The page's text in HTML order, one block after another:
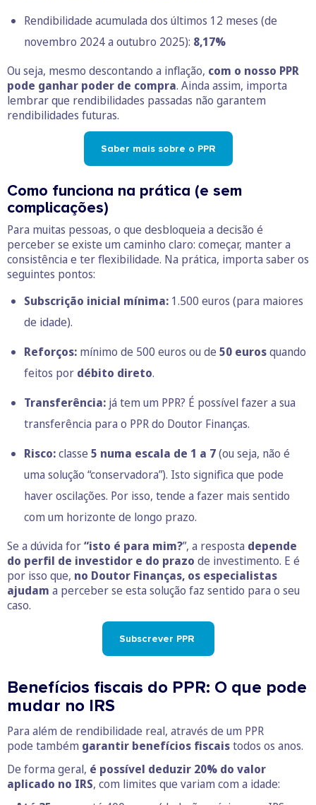
Rendibilidade acumulada dos últimos 12 meses (de
novembro 2024 a outubro 2025): 8,17%
Ou seja, mesmo descontando a inflação, com o nosso PPR
pode ganhar poder de compra. Ainda assim, importa
lembrar que rendibilidades passadas não garantem
rendibilidades futuras.
Saber mais sobre o PPR
Como funciona na prática (e sem
complicações)
Para muitas pessoas, o que desbloqueia a decisão é
perceber se existe um caminho claro: começar, manter a
consistência e ter flexibilidade. Na prática, importa saber os
seguintes pontos:
Subscrição inicial mínima: 1.500 euros (para maiores
de idade).
Reforços: mínimo de 500 euros ou de 50 eurosquando
feitos por débito direto.
Transferência: já tem um PPR? É possível fazer a sua
transferência para o PPR do Doutor Finanças.
Risco:classe 5 numa escala de 1 a 7(ou seja, não é
uma solução “conservadora”). Isto significa que pode
haver oscilações. Por isso, tende a fazer mais sentido
com um horizonte de longo prazo.
Se a dúvida for“isto é para mim?”, a resposta depende
do perfil de investidor e do prazo de investimento. E é
por isso que, no Doutor Finanças, os especialistas
ajudam a perceber se esta solução faz sentido para o seu
caso.
Subscrever PPR
Benefícios fiscais do PPR: O que pode
mudar no IRS
Para além de rendibilidade real, através de um PPR
pode também garantir benefícios fiscaistodos os anos.
De forma geral, é possível deduzir 20% do valor
aplicado no IRS, com limites que variam com a idade: